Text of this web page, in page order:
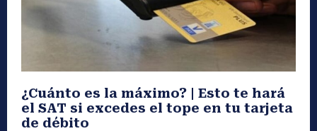
¿Cuánto es la máximo? | Esto te hará
el SAT si excedes el tope en tu tarjeta
de débito